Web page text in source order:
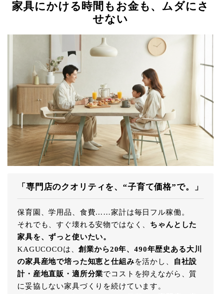
家具にかける時間もお金も、ムダにさ
せない
「専門店のクオリティを、“子育て価格”で。」
保育園、学用品、食費……家計は毎日フル稼働。
それでも、すぐ壊れる安物ではなく、 ちゃんとした
家具を、ずっと使いたい。
KAGUCOCOは、創業から20年、490年歴史ある大川
の家具産地で培った知恵と仕組みを活かし、
自社設
計・産地直販・適所分業でコストを抑えながら、質
に妥協しない家具づくりを続けています。